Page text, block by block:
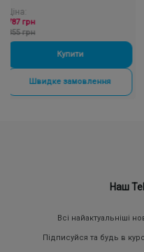
грн
грн
+
Купити
Швидке замовлення
Наш
Всі найактуальніші
Підписуйся та будь в